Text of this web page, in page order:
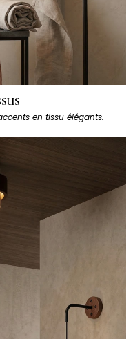
en tissu élégants.